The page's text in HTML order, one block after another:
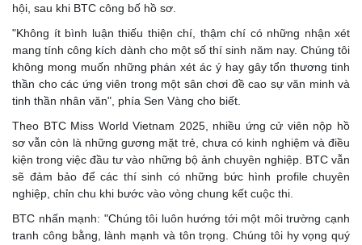
hội, sau khi BTC công bố hồ sơ.
"Không ít bình luận thiếu thiện chí, thậm chí có những nhận xét
mang tính công kích dành cho một số thí sinh năm nay. Chúng tôi
không mong muốn những phán xét ác ý hay gây tổn thương tinh
thần cho các ứng viên trong một sân chơi đề cao sự văn minh và
tinh thần nhân văn", phía Sen Vàng cho biết.
Theo BTC Miss World Vietnam 2025, nhiều ứng cử viên nộp hồ
sơ vẫn còn là những gương mặt trẻ, chưa có kinh nghiệm và điều
kiện trong việc đầu tư vào những bộ ảnh chuyên nghiệp. BTC vẫn
sẽ đảm bảo để các thí sinh có những bức hình profile chuyên
nghiệp, chỉn chu khi bước vào vòng chung kết cuộc thi.
BTC nhấn mạnh: "Chúng tôi luôn hướng tới một môi trường cạnh
tranh công bằng, lành mạnh và tôn trọng. Chúng tôi hy vọng quý